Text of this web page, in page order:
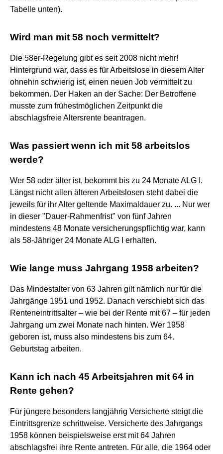
Tabelle unten).
Wird man mit 58 noch vermittelt?
Die 58er-Regelung gibt es seit 2008 nicht mehr!
Hintergrund war, dass es für Arbeitslose in diesem Alter
ohnehin schwierig ist, einen neuen Job vermittelt zu
bekommen. Der Haken an der Sache: Der Betroffene
musste zum frühestmöglichen Zeitpunkt die
abschlagsfreie Altersrente beantragen.
Was passiert wenn ich mit 58 arbeitslos
werde?
Wer 58 oder älter ist, bekommt bis zu 24 Monate ALG I.
Längst nicht allen älteren Arbeitslosen steht dabei die
jeweils für ihr Alter geltende Maximaldauer zu. ... Nur wer
in dieser "Dauer-Rahmenfrist" von fünf Jahren
mindestens 48 Monate versicherungspflichtig war, kann
als 58-Jähriger 24 Monate ALG I erhalten.
Wie lange muss Jahrgang 1958 arbeiten?
Das Mindestalter von 63 Jahren gilt nämlich nur für die
Jahrgänge 1951 und 1952. Danach verschiebt sich das
Renteneintrittsalter – wie bei der Rente mit 67 – für jeden
Jahrgang um zwei Monate nach hinten. Wer 1958
geboren ist, muss also mindestens bis zum 64.
Geburtstag arbeiten.
Kann ich nach 45 Arbeitsjahren mit 64 in
Rente gehen?
Für jüngere besonders langjährig Versicherte steigt die
Eintrittsgrenze schrittweise. Versicherte des Jahrgangs
1958 können beispielsweise erst mit 64 Jahren
abschlagsfrei ihre Rente antreten. Für alle, die 1964 oder